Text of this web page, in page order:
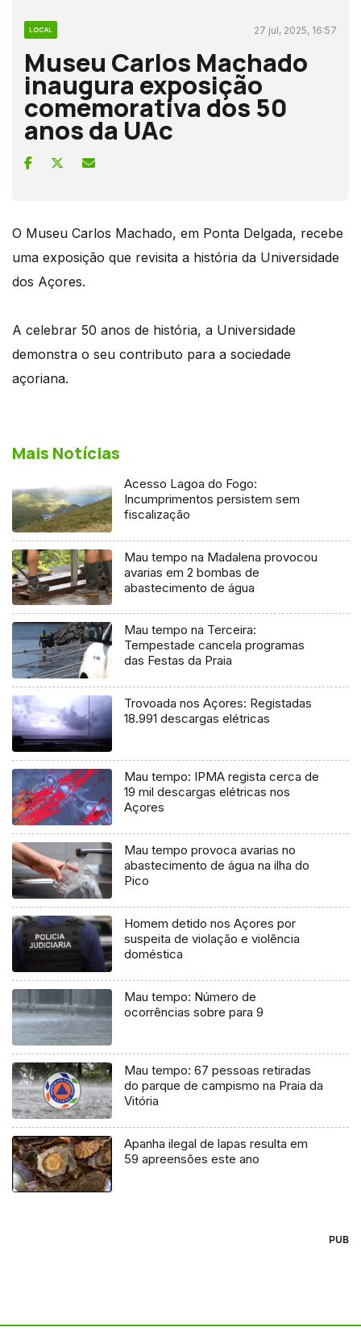
LOCAL 27 jul, 2025, 16:57
Museu Carlos Machado
inaugura exposição
comemorativa dos 50
anos da UAc
O Museu Carlos Machado, em Ponta Delgada, recebe
uma exposição que revisita a história da Universidade
dos Açores.
A celebrar 50 anos de história, a Universidade
demonstra o seu contributo para a sociedade
açoriana.
Mais Notícias
Acesso Lagoa do Fogo:
Incumprimentos persistem sem
fiscalização
Mau tempo na Madalena provocou
avarias em 2 bombas de
abastecimento de água
Mau tempo na Terceira:
Tempestade cancela programas
das Festas da Praia
Trovoada nos Açores: Registadas
18.991 descargas elétricas
Mau tempo: IPMA regista cerca de
19 mil descargas elétricas nos
Açores
Mau tempo provoca avarias no
abastecimento de água na ilha do
Pico
Homem detido nos Açores por
suspeita de violação e violência
doméstica
Mau tempo: Número de
ocorrências sobre para 9
Mau tempo: 67 pessoas retiradas
do parque de campismo na Praia da
Vitória
Apanha ilegal de lapas resulta em
59 apreensões este ano
PUB